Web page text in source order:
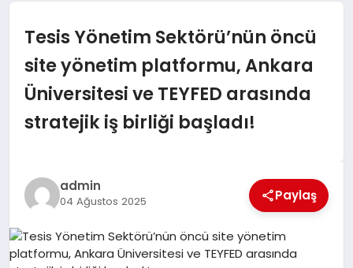
TEKNOLOJI
MAGAZIN
DÜNYA
EĞITIM
SIYASET
Tesis Yönetim Sektörü’nün öncü
site yönetim platformu, Ankara
Üniversitesi ve TEYFED arasında
stratejik iş birliği başladı!
admin
04 Ağustos 2025 Paylaş